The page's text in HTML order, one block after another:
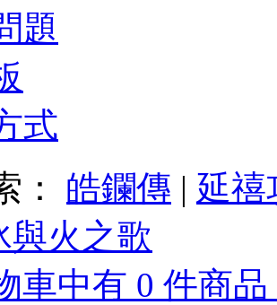
題
式
： 皓鑭傳 | 延禧
與火之歌
車中有 0 件商